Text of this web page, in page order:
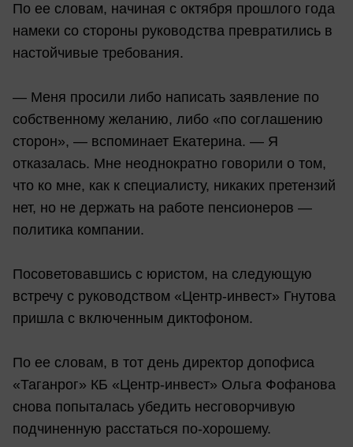
По ее словам, начиная с октября прошлого года
намеки со стороны руководства превратились в
настойчивые требования.
— Меня просили либо написать заявление по
собственному желанию, либо «по соглашению
сторон», — вспоминает Екатерина. — Я
отказалась. Мне неоднократно говорили о том,
что ко мне, как к специалисту, никаких претензий
нет, но не держать на работе пенсионеров —
политика компании.
Посоветовавшись с юристом, на следующую
встречу с руководством «Центр-инвест» Гнутова
пришла с включенным диктофоном.
По ее словам, в тот день директор допофиса
«Таганрог» КБ «Центр-инвест» Ольга Фофанова
снова попыталась убедить несговорчивую
подчиненную расстаться по-хорошему.